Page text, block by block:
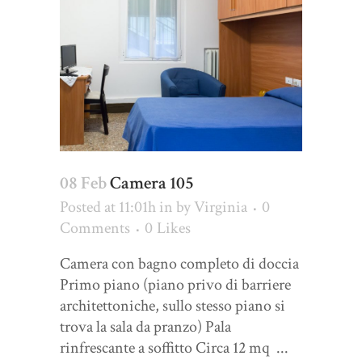
08 FebCamera 105
Posted at 11:01hinbyVirginia
0
Comments
0 Likes
Camera con bagno completo di doccia
Primo piano (piano privo di barriere
architettoniche, sullo stesso piano si
trova la sala da pranzo) Pala
rinfrescante a soffitto Circa 12 mq ...